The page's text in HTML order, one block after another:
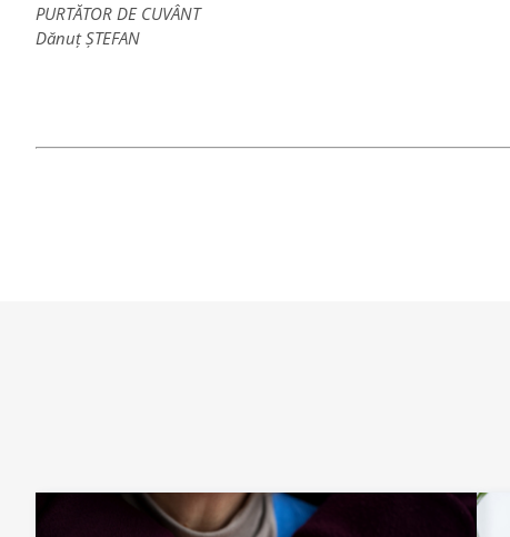
PURTĂTOR DE CUVÂNT
Dănuț ȘTEFAN